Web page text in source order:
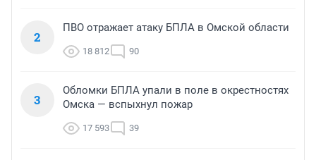
2
ПВО отражает атаку БПЛА в Омской области
18 812 90
3
Обломки БПЛА упали в поле в окрестностях
Омска — вспыхнул пожар
17 593 39